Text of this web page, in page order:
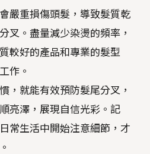
嚴重損傷頭髮，導致髮質乾
叉。盡量減少染燙的頻率，
較好的產品和專業的髮型
作。
，就能有效預防髮尾分叉，
亮澤，展現自信光彩。記
日常生活中開始注意細節，才